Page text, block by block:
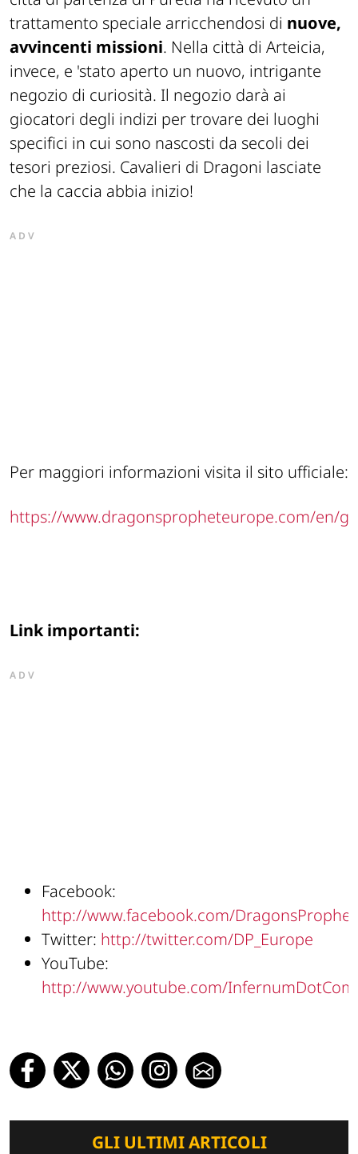
trattamento speciale arricchendosi di nuove,
avvincenti missioni. Nella città di Arteicia,
invece, e 'stato aperto un nuovo, intrigante
negozio di curiosità. Il negozio darà ai
giocatori degli indizi per trovare dei luoghi
specifici in cui sono nascosti da secoli dei
tesori preziosi. Cavalieri di Dragoni lasciate
che la caccia abbia inizio!
ADV
Per maggiori informazioni visita il sito ufficiale:
https://www.dragonspropheteurope.com/en/
Link importanti:
ADV
Facebook:
http://www.facebook.com/DragonsProphet
Twitter: http://twitter.com/DP_Europe
YouTube:
http://www.youtube.com/InfernumDotCom
GLI ULTIMI ARTICOLI